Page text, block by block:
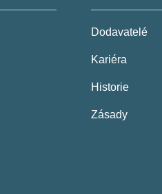
Dodavatelé
Kariéra
Historie
Zásady